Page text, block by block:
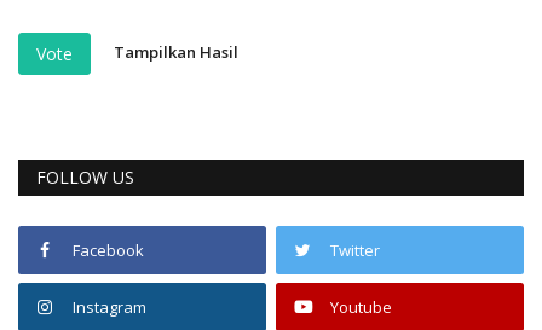
Vote Tampilkan Hasil
FOLLOW US
Facebook Twitter
Instagram Youtube